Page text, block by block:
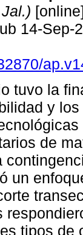
14-Sep-
tuvo la
y
de
un
tipos de